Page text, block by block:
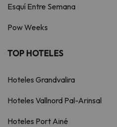
Esquí Entre Semana
Pow Weeks
TOP HOTELES
Hoteles Grandvalira
Hoteles Vallnord Pal-Arinsal
Hoteles Port Ainé